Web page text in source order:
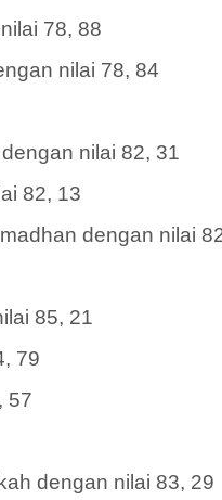
78, 88
nilai 78, 84
nilai 82, 31
82, 13
dengan nilai
85, 21
79
57
dengan nilai 83, 29